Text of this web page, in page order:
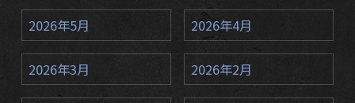
2026年5月 2026年4月
2026年3月 2026年2月